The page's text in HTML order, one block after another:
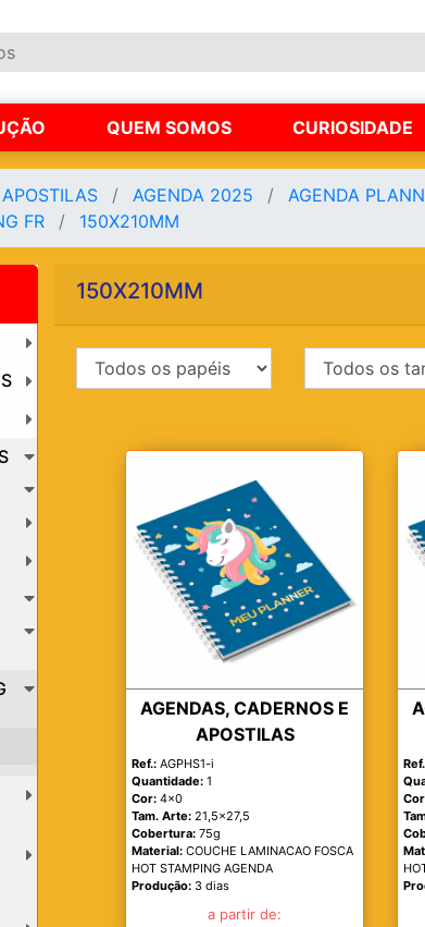
QUEM SOMOS CURIOSIDADE
AGENDA 2025 AGENDA
FR
150X210MM
150X210MM
AGENDAS, CADERNOS E
APOSTILAS
Ref.: AGPHS1-i
Quantidade: 1
Cor: 4x0
Tam. Arte: 21,5x27,5
Cobertura: 75g
Material: COUCHE LAMINACAO FOSCA
HOT STAMPING AGENDA
Produção: 3 dias
a partir de: